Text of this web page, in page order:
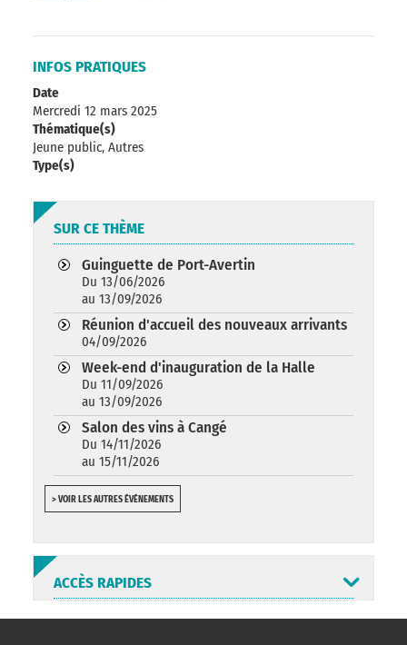
INFOS PRATIQUES
Date
Mercredi 12 mars 2025
Thématique(s)
Jeune public, Autres
Type(s)
SUR CE THÈME
Guinguette de Port-Avertin
Du 13/06/2026
au 13/09/2026
Réunion d'accueil des nouveaux arrivants
04/09/2026
Week-end d'inauguration de la Halle
Du 11/09/2026
au 13/09/2026
Salon des vins à Cangé
Du 14/11/2026
au 15/11/2026
> VOIR LES AUTRES ÉVÉNEMENTS
ACCÈS RAPIDES